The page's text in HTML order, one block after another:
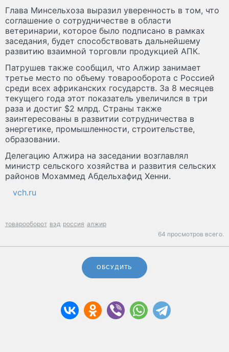
Глава Минсельхоза выразил уверенность в том, что
соглашение о сотрудничестве в области
ветеринарии, которое было подписано в рамках
заседания, будет способствовать дальнейшему
развитию взаимной торговли продукцией АПК.
Патрушев также сообщил, что Алжир занимает
третье место по объему товарооборота с Россией
среди всех африканских государств. За 8 месяцев
текущего года этот показатель увеличился в три
раза и достиг $2 млрд. Страны также
заинтересованы в развитии сотрудничества в
энергетике, промышленности, строительстве,
образовании.
Делегацию Алжира на заседании возглавлял
министр сельского хозяйства и развития сельских
районов Мохаммед Абдельхафид Хенни.
vch.ru
товарооборот вэд россия алжир
64 просмотров всего.
ОБСУДИТЬ